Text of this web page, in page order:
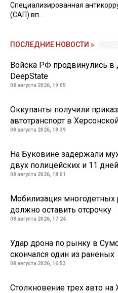
Специализированная
(САП) вп...
ПОСЛЕДНИЕ НОВОСТИ »
Войска РФ продвинулись в
DeepState
08 августа 2026, 19:05
Оккупанты получили
автотранспорт в
08 августа 2026, 18:39
На Буковине задержали
двух полицейских и 11
08 августа 2026, 18:01
Мобилизация многодетных
должно оставить отсрочку
08 августа 2026, 17:24
Удар дрона по рынку в
скончался один из раненых
08 августа 2026, 16:53
Столкновение трех авто